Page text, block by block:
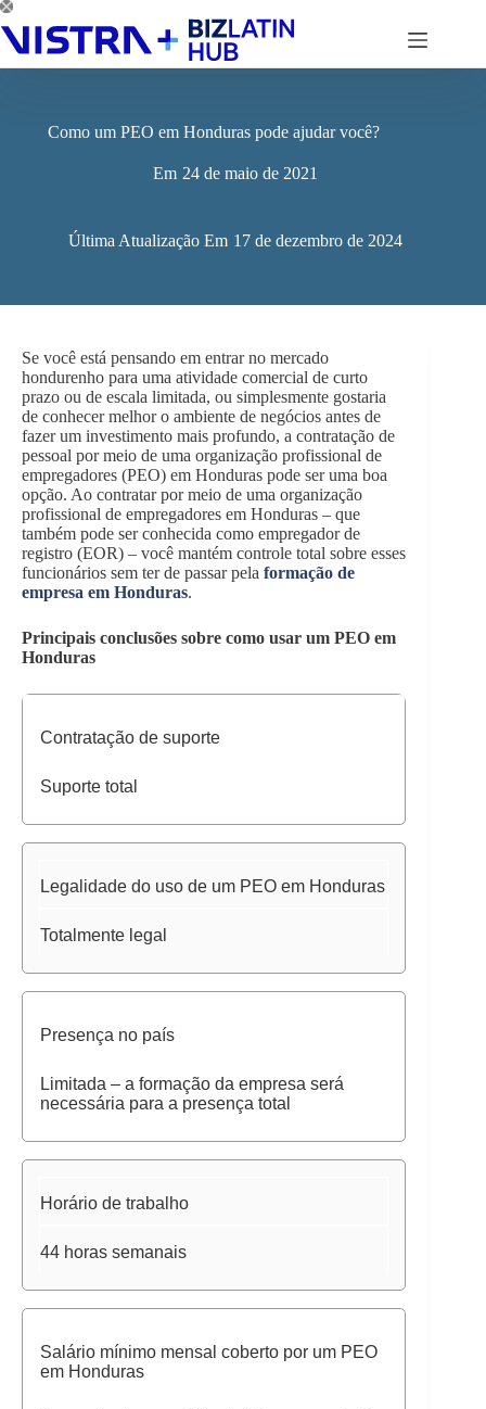
Pular
para
conteúdo
Como um PEO em Honduras pode ajudar você?
Em 24 de maio de 2021
Última Atualização Em 17 de dezembro de 2024
Se você está pensando em entrar no mercado
hondurenho para uma atividade comercial de curto
prazo ou de escala limitada, ou simplesmente gostaria
de conhecer melhor o ambiente de negócios antes de
fazer um investimento mais profundo, a contratação de
pessoal por meio de uma organização profissional de
empregadores (PEO) em Honduras pode ser uma boa
opção. Ao contratar por meio de uma organização
profissional de empregadores em Honduras – que
também pode ser conhecida como empregador de
registro (EOR) – você mantém controle total sobre esses
funcionários sem ter de passar pela formação de
empresa em Honduras.
Principais conclusões sobre como usar um PEO em
Honduras
Contratação de suporte
Suporte total
Legalidade do uso de um PEO em Honduras
Totalmente legal
Presença no país
Limitada – a formação da empresa será
necessária para a presença total
Horário de trabalho
44 horas semanais
Salário mínimo mensal coberto por um PEO
em Honduras